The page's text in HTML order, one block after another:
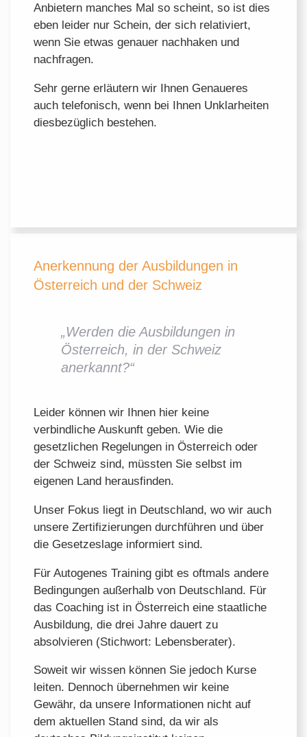
Anbietern manches Mal so scheint, so ist dies
eben leider nur Schein, der sich relativiert,
wenn Sie etwas genauer nachhaken und
nachfragen.
Sehr gerne erläutern wir Ihnen Genaueres
auch telefonisch, wenn bei Ihnen Unklarheiten
diesbezüglich bestehen.
Anerkennung der Ausbildungen in
Österreich und der Schweiz
„Werden die Ausbildungen in
Österreich, in der Schweiz
anerkannt?“
Leider können wir Ihnen hier keine
verbindliche Auskunft geben. Wie die
gesetzlichen Regelungen in Österreich oder
der Schweiz sind, müssten Sie selbst im
eigenen Land herausfinden.
Unser Fokus liegt in Deutschland, wo wir auch
unsere Zertifizierungen durchführen und über
die Gesetzeslage informiert sind.
Für Autogenes Training gibt es oftmals andere
Bedingungen außerhalb von Deutschland. Für
das Coaching ist in Österreich eine staatliche
Ausbildung, die drei Jahre dauert zu
absolvieren (Stichwort: Lebensberater).
Soweit wir wissen können Sie jedoch Kurse
leiten. Dennoch übernehmen wir keine
Gewähr, da unsere Informationen nicht auf
dem aktuellen Stand sind, da wir als